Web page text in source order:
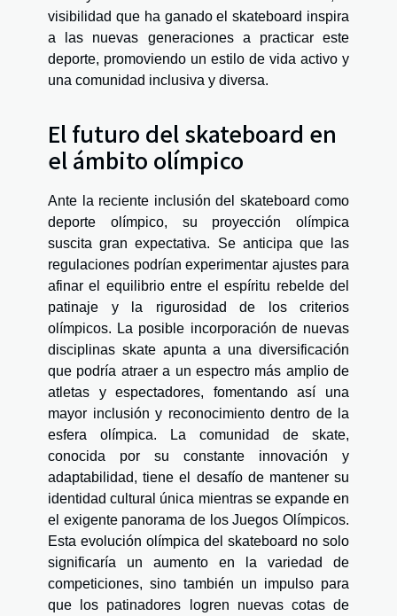
visibilidad que ha ganado el skateboard inspira
a las nuevas generaciones a practicar este
deporte, promoviendo un estilo de vida activo y
una comunidad inclusiva y diversa.
El futuro del skateboard en
el ámbito olímpico
Ante la reciente inclusión del skateboard como
deporte olímpico, su proyección olímpica
suscita gran expectativa. Se anticipa que las
regulaciones podrían experimentar ajustes para
afinar el equilibrio entre el espíritu rebelde del
patinaje y la rigurosidad de los criterios
olímpicos. La posible incorporación de nuevas
disciplinas skate apunta a una diversificación
que podría atraer a un espectro más amplio de
atletas y espectadores, fomentando así una
mayor inclusión y reconocimiento dentro de la
esfera olímpica. La comunidad de skate,
conocida por su constante innovación y
adaptabilidad, tiene el desafío de mantener su
identidad cultural única mientras se expande en
el exigente panorama de los Juegos Olímpicos.
Esta evolución olímpica del skateboard no solo
significaría un aumento en la variedad de
competiciones, sino también un impulso para
que los patinadores logren nuevas cotas de